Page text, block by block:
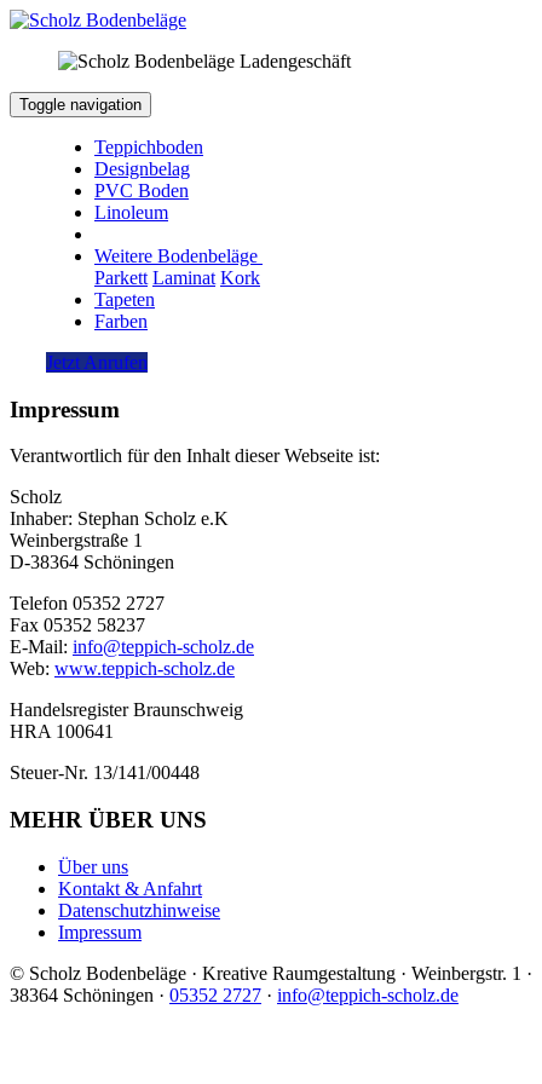
Toggle navigation
Teppichboden
Designbelag
PVC Boden
Linoleum
Weitere Bodenbeläge
Parkett Laminat Kork
Tapeten
Farben
Jetzt Anrufen
Impressum
Verantwortlich für den Inhalt dieser Webseite ist:
Scholz
Inhaber: Stephan Scholz e.K
Weinbergstraße 1
D-38364 Schöningen
Telefon 05352 2727
Fax 05352 58237
E-Mail: info@teppich-scholz.de
Web: www.teppich-scholz.de
Handelsregister Braunschweig
HRA 100641
Steuer-Nr. 13/141/00448
MEHR ÜBER UNS
Über uns
Kontakt & Anfahrt
Datenschutzhinweise
Impressum
© Scholz Bodenbeläge · Kreative Raumgestaltung · Weinbergstr. 1 ·
38364 Schöningen · 05352 2727 · info@teppich-scholz.de